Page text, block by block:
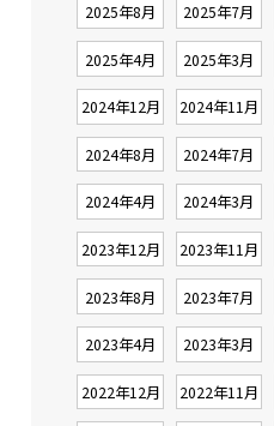
2025年8月 2025年7月
2025年4月 2025年3月
2024年12月 2024年11月
2024年8月 2024年7月
2024年4月 2024年3月
2023年12月 2023年11月
2023年8月 2023年7月
2023年4月 2023年3月
2022年12月 2022年11月